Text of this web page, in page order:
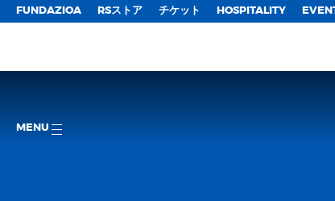
FUNDAZIOA RSストア チケット HOSPITALITY
MENU